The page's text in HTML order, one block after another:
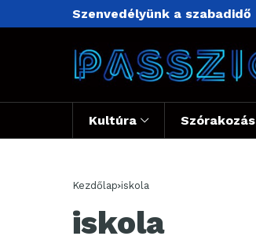
Szenvedélyünk a szabadidő
Kultúra Szórakozás
Kezdőlap iskola
iskola